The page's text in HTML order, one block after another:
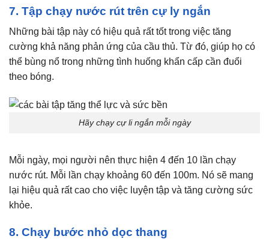
7. Tập chạy nước rút trên cự ly ngắn
Những bài tập này có hiệu quả rất tốt trong việc tăng
cường khả năng phản ứng của cầu thủ. Từ đó, giúp họ có
thể bùng nổ trong những tình huống khẩn cấp cần đuổi
theo bóng.
Hãy chạy cự li ngắn mỗi ngày
Mỗi ngày, mọi người nên thực hiện 4 đến 10 lần chạy
nước rút. Mỗi lần chạy khoảng 60 đến 100m. Nó sẽ mang
lại hiệu quả rất cao cho việc luyện tập và tăng cường sức
khỏe.
8. Chạy bước nhỏ dọc thang